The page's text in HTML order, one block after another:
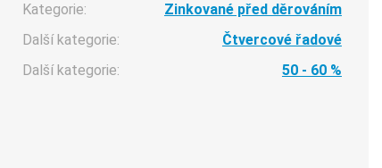
Kategorie:
Zinkované před děrováním
Další kategorie:
Čtvercové řadové
Další kategorie:
50 - 60 %